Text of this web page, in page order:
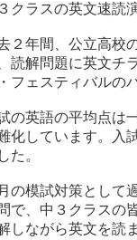
クラスの英文速読
２年間、公立高校
読解問題に英文チ
フェスティバルの
の英語の平均点は
化しています。入
た。
の模試対策として
で、中３クラスの
しながら英文を読